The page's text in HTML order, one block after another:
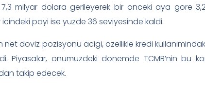
milyar dolara gerileyerek bir onceki aya gore
payi ise yuzde 36 seviyesinde kaldi.
doviz pozisyonu acigi, ozellikle kredi
Piyasalar, onumuzdeki donemde TCMB’nin bu
takip edecek.